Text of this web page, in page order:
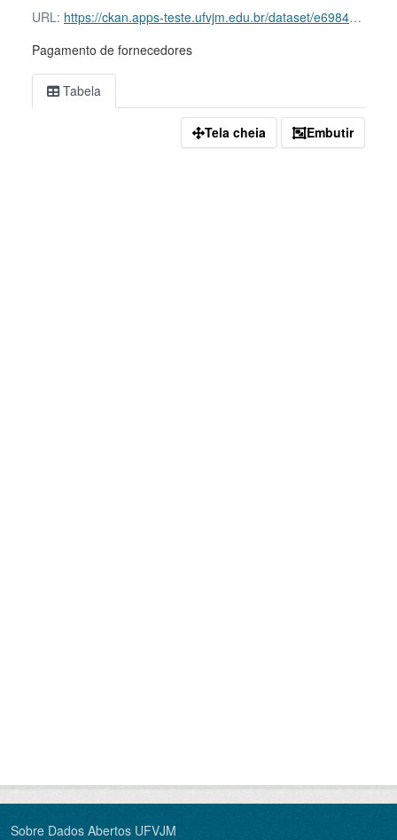
URL: https://ckan.apps-teste.ufvjm.edu.br/dataset/e6984ef7-6f34-41b0-8dae-e311b73ba826/resource/cf582b1a-1e77-48b3-9ec8-96d5f78e6b53/download/pagamento-a-fornecedores-1-2025.csv
Pagamento de fornecedores
Tabela
Tela cheia Embutir
Sobre Dados Abertos UFVJM